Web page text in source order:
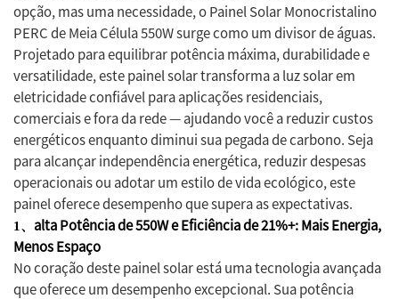
opção, mas uma necessidade, o Painel Solar Monocristalino
PERC de Meia Célula 550W surge como um divisor de águas.
Projetado para equilibrar potência máxima, durabilidade e
versatilidade, este painel solar transforma a luz solar em
eletricidade confiável para aplicações residenciais,
comerciais e fora da rede — ajudando você a reduzir custos
energéticos enquanto diminui sua pegada de carbono. Seja
para alcançar independência energética, reduzir despesas
operacionais ou adotar um estilo de vida ecológico, este
painel oferece desempenho que supera as expectativas.
1、 alta Potência de 550W e Eficiência de 21%+: Mais Energia,
Menos Espaço
No coração deste painel solar está uma tecnologia avançada
que oferece um desempenho excepcional. Sua potência